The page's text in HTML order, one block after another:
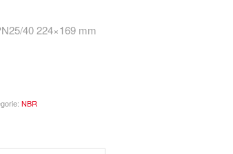
40 224×169 mm
NBR